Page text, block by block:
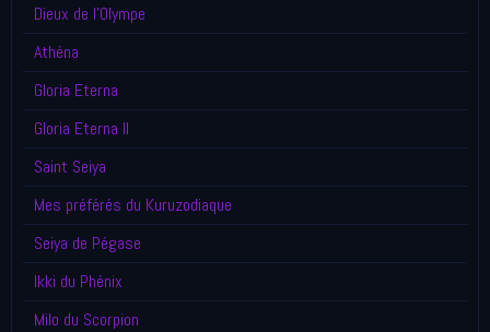
Dieux de l'Olympe
Athéna
Gloria Eterna
Gloria Eterna II
Saint Seiya
Mes préférés du Kuruzodiaque
Seiya de Pégase
Ikki du Phénix
Milo du Scorpion